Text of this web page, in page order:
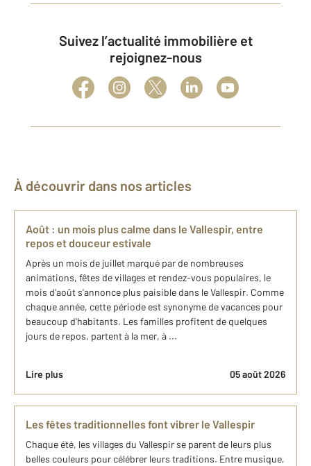
Suivez l’actualité immobilière et
rejoignez-nous
À découvrir dans nos articles
Août : un mois plus calme dans le Vallespir, entre
repos et douceur estivale
Après un mois de juillet marqué par de nombreuses
animations, fêtes de villages et rendez-vous populaires, le
mois d'août s'annonce plus paisible dans le Vallespir. Comme
chaque année, cette période est synonyme de vacances pour
beaucoup d'habitants. Les familles profitent de quelques
jours de repos, partent à la mer, à ...
Lire plus 05 août 2026
Les fêtes traditionnelles font vibrer le Vallespir
Chaque été, les villages du Vallespir se parent de leurs plus
belles couleurs pour célébrer leurs traditions. Entre musique,